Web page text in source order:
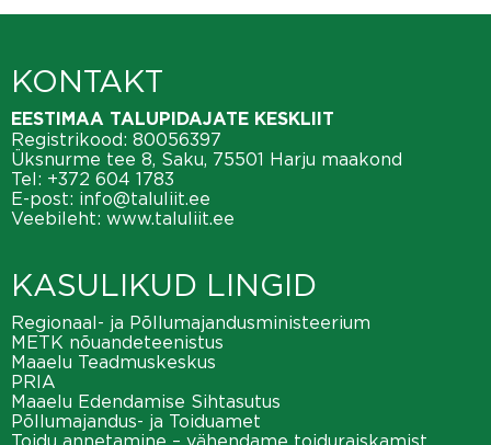
KONTAKT
EESTIMAA TALUPIDAJATE KESKLIIT
Registrikood: 80056397
Üksnurme tee 8, Saku, 75501 Harju maakond
Tel: +372 604 1783
E-post: info@taluliit.ee
Veebileht: www.taluliit.ee
KASULIKUD LINGID
Regionaal- ja Põllumajandusministeerium
METK nõuandeteenistus
Maaelu Teadmuskeskus
PRIA
Maaelu Edendamise Sihtasutus
Põllumajandus- ja Toiduamet
Toidu annetamine – vähendame toiduraiskamist